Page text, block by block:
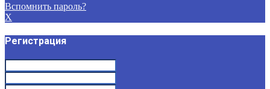
Вспомнить пароль?
X
Регистрация